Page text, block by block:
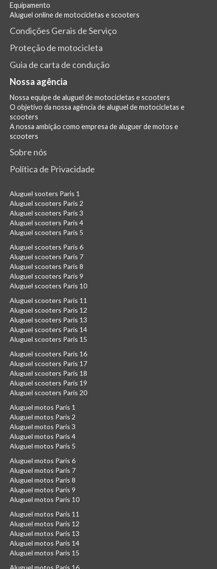
Equipamento
Aluguel online de motocicletas e scooters
Condições Gerais de Serviço
Proteção de motocicleta
Guia de carta de condução
Nossa agência
Nossa equipe de aluguel de motocicletas e scooters
O objetivo da nossa agência de aluguel de motocicletas e
scooters
A nossa ambição como empresa de aluguer de motos e
scooters
Sobre nós
Política de Privacidade
Aluguel sooters Paris 1
Aluguel scooters Paris 2
Aluguel scooters Paris 3
Aluguel scooters Paris 4
Aluguel scooters Paris 5
Aluguel scooters Paris 6
Aluguel scooters Paris 7
Aluguel scooters Paris 8
Aluguel scooters Paris 9
Aluguel scooters Paris 10
Aluguel scooters Paris 11
Aluguel scooters Paris 12
Aluguel scooters Paris 13
Aluguel scooters Paris 14
Aluguel scooters Paris 15
Aluguel scooters Paris 16
Aluguel scooters Paris 17
Aluguel scooters Paris 18
Aluguel scooters Paris 19
Aluguel scooters Paris 20
Aluguel motos Paris 1
Aluguel motos Paris 2
Aluguel motos Paris 3
Aluguel motos Paris 4
Aluguel motos Paris 5
Aluguel motos Paris 6
Aluguel motos Paris 7
Aluguel motos Paris 8
Aluguel motos Paris 9
Aluguel motos Paris 10
Aluguel motos Paris 11
Aluguel motos Paris 12
Aluguel motos Paris 13
Aluguel motos Paris 14
Aluguel motos Paris 15
Aluguel motos Paris 16